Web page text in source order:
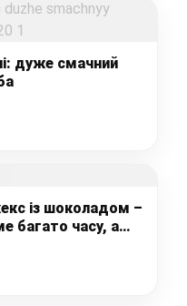
дуже смачний
із шоколадом –
багато часу, а